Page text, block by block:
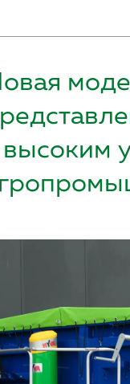
высоким